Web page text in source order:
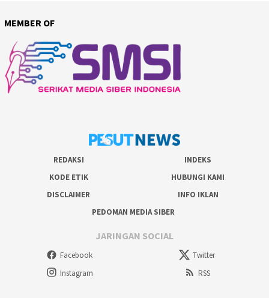
MEMBER OF
REDAKSI
INDEKS
KODE ETIK
HUBUNGI KAMI
DISCLAIMER
INFO IKLAN
PEDOMAN MEDIA SIBER
JARINGAN SOCIAL
Facebook
Twitter
Instagram
RSS